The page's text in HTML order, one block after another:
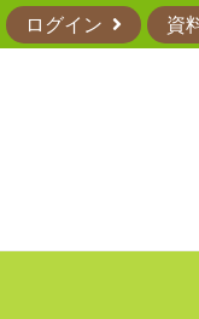
ログイン 資